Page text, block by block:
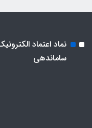
نماد اعتماد
ساماندهی